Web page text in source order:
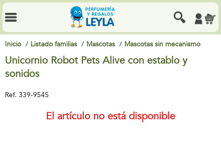
Inicio Listado familias Mascotas Mascotas sin mecanismo
Unicornio Robot Pets Alive con establo y
sonidos
Ref. 339-9545
El artículo no está disponible